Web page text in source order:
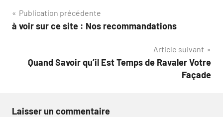
Navigation
de
Publication précédente
à voir sur ce site : Nos recommandations
Article suivant
Quand Savoir qu’il Est Temps de Ravaler Votre
Façade
Laisser un commentaire